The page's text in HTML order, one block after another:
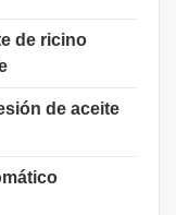
de ricino
de aceite